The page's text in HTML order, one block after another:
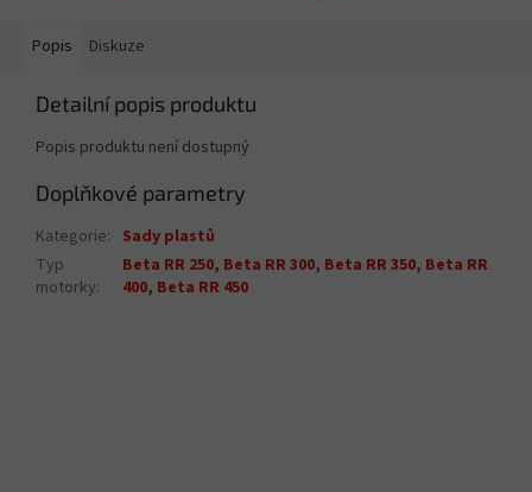
Popis Diskuze
Detailní popis produktu
Popis produktu není dostupný
Doplňkové parametry
Kategorie: Sady plastů
Typ
motorky:
Beta RR 250, Beta RR 300, Beta RR 350, Beta RR
400, Beta RR 450